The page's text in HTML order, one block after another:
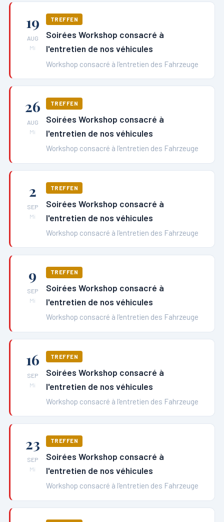
19
AUG
Mi
TREFFEN
Soirées Workshop consacré à
l'entretien de nos véhicules
Workshop consacré à l'entretien des Fahrzeuge
26
AUG
Mi
TREFFEN
Soirées Workshop consacré à
l'entretien de nos véhicules
Workshop consacré à l'entretien des Fahrzeuge
2
SEP
Mi
TREFFEN
Soirées Workshop consacré à
l'entretien de nos véhicules
Workshop consacré à l'entretien des Fahrzeuge
9
SEP
Mi
TREFFEN
Soirées Workshop consacré à
l'entretien de nos véhicules
Workshop consacré à l'entretien des Fahrzeuge
16
SEP
Mi
TREFFEN
Soirées Workshop consacré à
l'entretien de nos véhicules
Workshop consacré à l'entretien des Fahrzeuge
23
SEP
Mi
TREFFEN
Soirées Workshop consacré à
l'entretien de nos véhicules
Workshop consacré à l'entretien des Fahrzeuge